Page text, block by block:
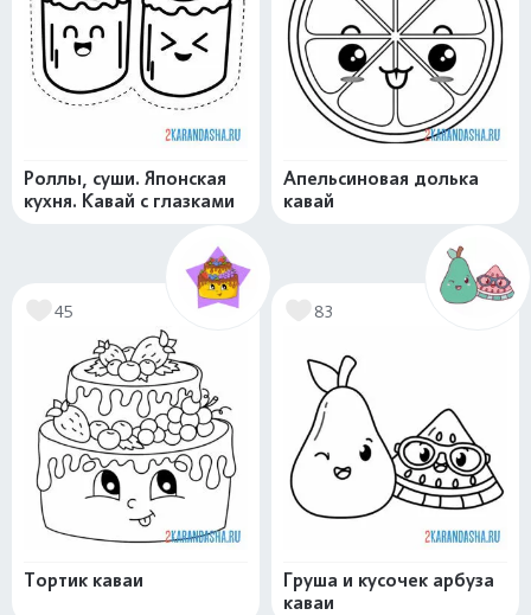
Роллы, суши. Японская
кухня. Кавай с глазками
Апельсиновая долька
кавай
45
Тортик каваи
83
Груша и кусочек арбуза
каваи